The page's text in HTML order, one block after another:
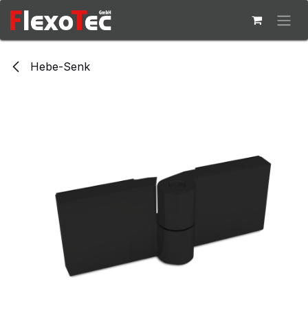
Zum Inhalt springen
Hebe-Senk